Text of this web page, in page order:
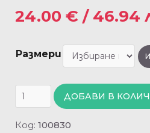
24.00 € / 46.94
Размери
ДОБАВИ В
Код: 100830